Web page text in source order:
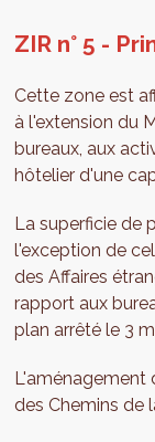
ZIR n° 5 -
Cette zone est
à l'extension du
bureaux, aux
hôtelier d'une
La superficie de
l'exception de
des Affaires
rapport aux
plan arrêté le 3
L'aménagement
des Chemins de